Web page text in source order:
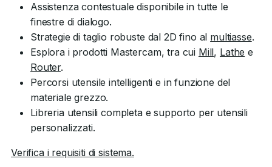
Assistenza contestuale disponibile in tutte le
finestre di dialogo.
Strategie di taglio robuste dal 2D fino al multiasse.
Esplora i prodotti Mastercam, tra cui Mill, Lathe e
Router.
Percorsi utensile intelligenti e in funzione del
materiale grezzo.
Libreria utensili completa e supporto per utensili
personalizzati.
Verifica i requisiti di sistema.